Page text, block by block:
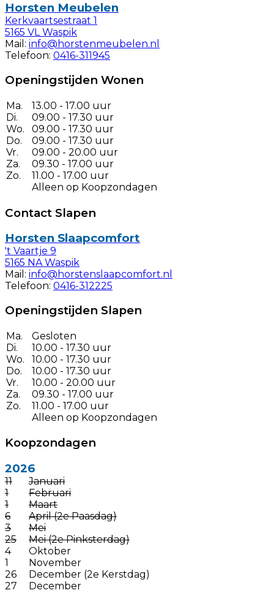
Horsten Meubelen
Kerkvaartsestraat 1
5165 VL Waspik
Mail: info@horstenmeubelen.nl
Telefoon: 0416-311945
Openingstijden Wonen
Ma.
Di.
Wo.
Do.
Vr.
Za.
Zo.
13.00 - 17.00 uur
09.00 - 17.30 uur
09.00 - 17.30 uur
09.00 - 17.30 uur
09.00 - 20.00 uur
09.30 - 17.00 uur
11.00 - 17.00 uur
Alleen op Koopzondagen
Contact Slapen
Horsten Slaapcomfort
't Vaartje 9
5165 NA Waspik
Mail: info@horstenslaapcomfort.nl
Telefoon: 0416-312225
Openingstijden Slapen
Ma.
Di.
Wo.
Do.
Vr.
Za.
Zo.
Gesloten
10.00 - 17.30 uur
10.00 - 17.30 uur
10.00 - 17.30 uur
10.00 - 20.00 uur
09.30 - 17.00 uur
11.00 - 17.00 uur
Alleen op Koopzondagen
Koopzondagen
2026
11
Januari
1
Februari
1
Maart
6
April (2e Paasdag)
3
Mei
25
Mei (2e Pinksterdag)
4
Oktober
1
November
26
December (2e Kerstdag)
27
December